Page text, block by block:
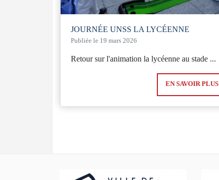
JOURNÉE UNSS LA LYCÉENNE
Publiée le 19 mars 2026
Retour sur l'animation la lycéenne au stade ...
EN SAVOIR PLUS